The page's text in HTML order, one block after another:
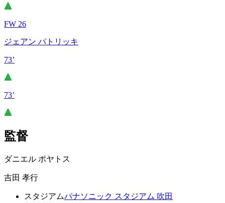
FW 26
ジェアン パトリッキ
73’
73’
監督
ダニエル ポヤトス
吉田 孝行
スタジアムパナソニック スタジアム 吹田